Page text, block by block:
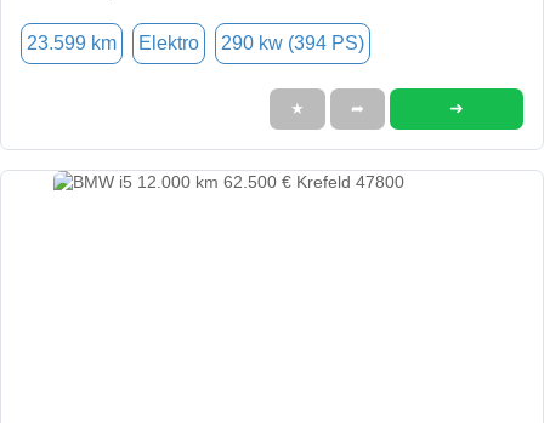
23.599 km Elektro 290 kw (394 PS)
★ ➦ ➜